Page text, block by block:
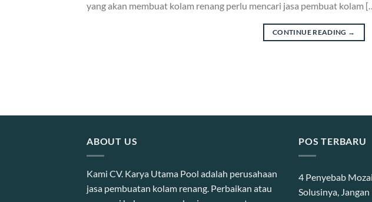
yang akan membuat kolam renang perlu mencari jasa pembuat kolam
CONTINUE READING →
ABOUT US
Kami CV. Karya Utama Pool adalah perusahaan
jasa pembuatan kolam renang. Perbaikan atau
POS TERBARU
4 Penyebab
Solusinya,